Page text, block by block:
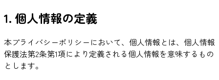
1. 個人情報の定義
本プライバシーポリシーにおいて、個人情報とは、個人情報
保護法第2条第1項により定義される個人情報を意味するもの
とします。